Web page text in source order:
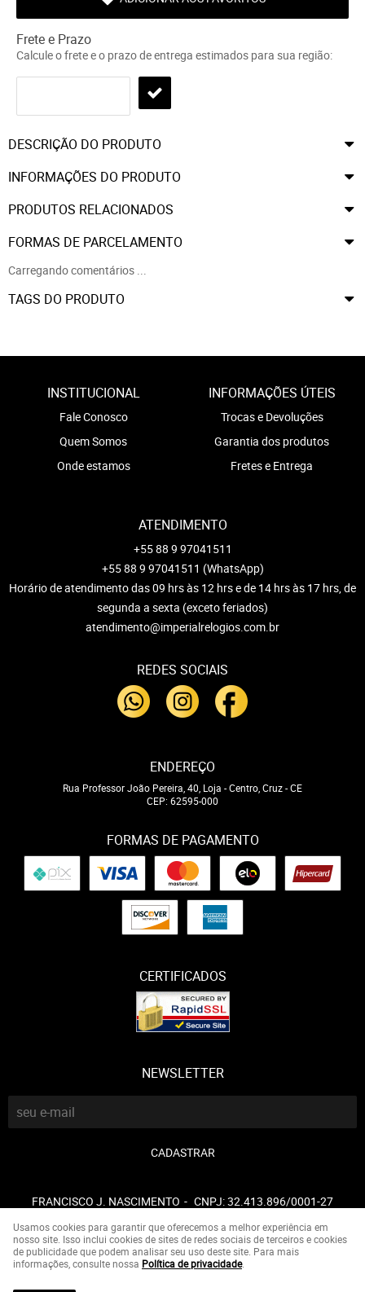
Frete e Prazo
Calcule o frete e o prazo de entrega estimados para sua região:
DESCRIÇÃO DO PRODUTO
INFORMAÇÕES DO PRODUTO
PRODUTOS RELACIONADOS
FORMAS DE PARCELAMENTO
Carregando comentários ...
TAGS DO PRODUTO
INSTITUCIONAL
Fale Conosco
Quem Somos
Onde estamos
INFORMAÇÕES ÚTEIS
Trocas e Devoluções
Garantia dos produtos
Fretes e Entrega
ATENDIMENTO
+55 88 9 97041511
+55 88 9 97041511 (WhatsApp)
Horário de atendimento das 09 hrs às 12 hrs e de 14 hrs às 17 hrs, de
segunda a sexta (exceto feriados)
atendimento@imperialrelogios.com.br
REDES SOCIAIS
ENDEREÇO
Rua Professor João Pereira, 40, Loja -Centro, Cruz-CE
CEP: 62595-000
FORMAS DE PAGAMENTO
CERTIFICADOS
NEWSLETTER
CADASTRAR
FRANCISCO J. NASCIMENTO CNPJ: 32.413.896/0001-27
LOJA VIRTUAL CRIADA POR
Usamos cookies para garantir que oferecemos a melhor experiência em
nosso site. Isso inclui cookies de sites de redes sociais de terceiros e cookies
de publicidade que podem analisar seu uso deste site. Para mais
informações, consulte nossa Política de privacidade.